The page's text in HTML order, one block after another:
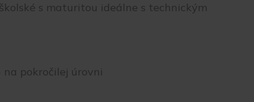
s maturitou ideálne s technickým
pokročilej úrovni